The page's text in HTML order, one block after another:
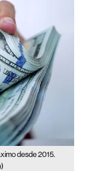
desde 2015.